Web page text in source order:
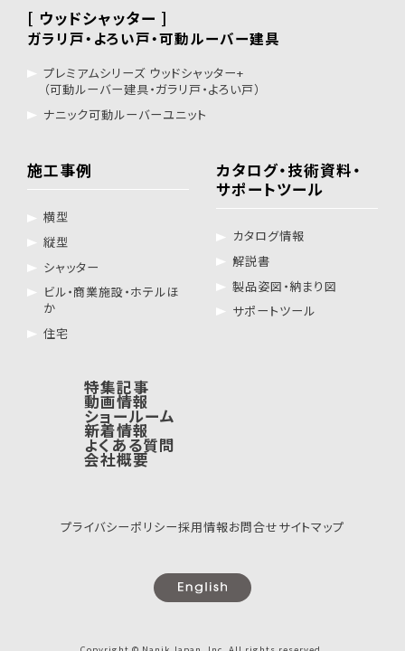
[ ウッドシャッター ]
ガラリ戸・よろい戸・可動ルーバー建具
プレミアムシリーズ ウッドシャッター+
（可動ルーバー建具・ガラリ戸・よろい戸）
ナニック可動ルーバーユニット
施工事例
横型
縦型
シャッター
ビル・商業施設・ホテルほ
か
住宅
カタログ・技術資料・
サポートツール
カタログ情報
解説書
製品姿図・納まり図
サポートツール
特集記事
動画情報
ショールーム
新着情報
よくある質問
会社概要
プライバシーポリシー採用情報お問合せサイトマップ